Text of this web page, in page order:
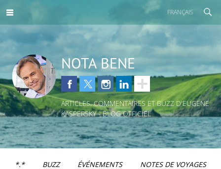
FRANÇAIS
NOTA BENE
ARTICLES, COMMENTAIRES ET BUZZ D'EUGENE
KASPERSKY - BLOG OFFICIEL
*.* BUZZ ÉVÉNEMENTS
NOTES DE VOYAGES